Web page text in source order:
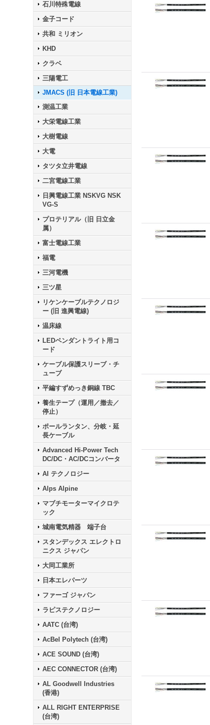
石川特殊電線
金子コード
共和 ミリオン
KHD
クラベ
三陽電工
JMACS (旧 日本電線工業)
測温工業
大栄電線工業
大樹電線
大電
タツタ立井電線
二宮電線工業
日興電線工業 NSKVG NSK
VG-S
プロテリアル（旧 日立金
属）
富士電線工業
福電
三河電機
三ツ星
リケンケーブルテクノロジ
ー (旧 進興電線)
温床線
LEDペンダントライト用コ
ード
ケーブル保護スリーブ・チ
ューブ
平編すずめっき銅線 TBC
養生テープ（運用／撤去／
停止）
ポールランタン、分岐・延
長ケーブル
Advanced Hi-Power Tech
DC/DC・AC/DCコンバータ
AI テクノロジー
Alps Alpine
マブチモーターマイクロテ
ック
城南電気精器 端子台
スタンデックス エレクトロ
ニクス ジャパン
大同工業所
日本エレパーツ
ファーゴ ジャパン
ラピステクノロジー
AATC (台湾)
AcBel Polytech (台湾)
ACE SOUND (台湾)
AEC CONNECTOR (台湾)
AL Goodwell Industries
(香港)
ALL RIGHT ENTERPRISE
(台湾)